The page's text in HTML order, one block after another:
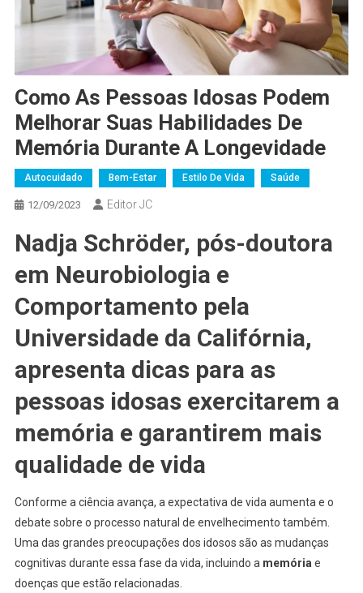
Como As Pessoas Idosas Podem
Melhorar Suas Habilidades De
Memória Durante A Longevidade
Autocuidado Bem-Estar Estilo De Vida Saúde
12/09/2023 Editor JC
Nadja Schröder, pós-doutora
em Neurobiologia e
Comportamento pela
Universidade da Califórnia,
apresenta dicas para as
pessoas idosas exercitarem a
memória e garantirem mais
qualidade de vida
Conforme a ciência avança, a expectativa de vida aumenta e o
debate sobre o processo natural de envelhecimento também.
Uma das grandes preocupações dos idosos são as mudanças
cognitivas durante essa fase da vida, incluindo a memória e
doenças que estão relacionadas.